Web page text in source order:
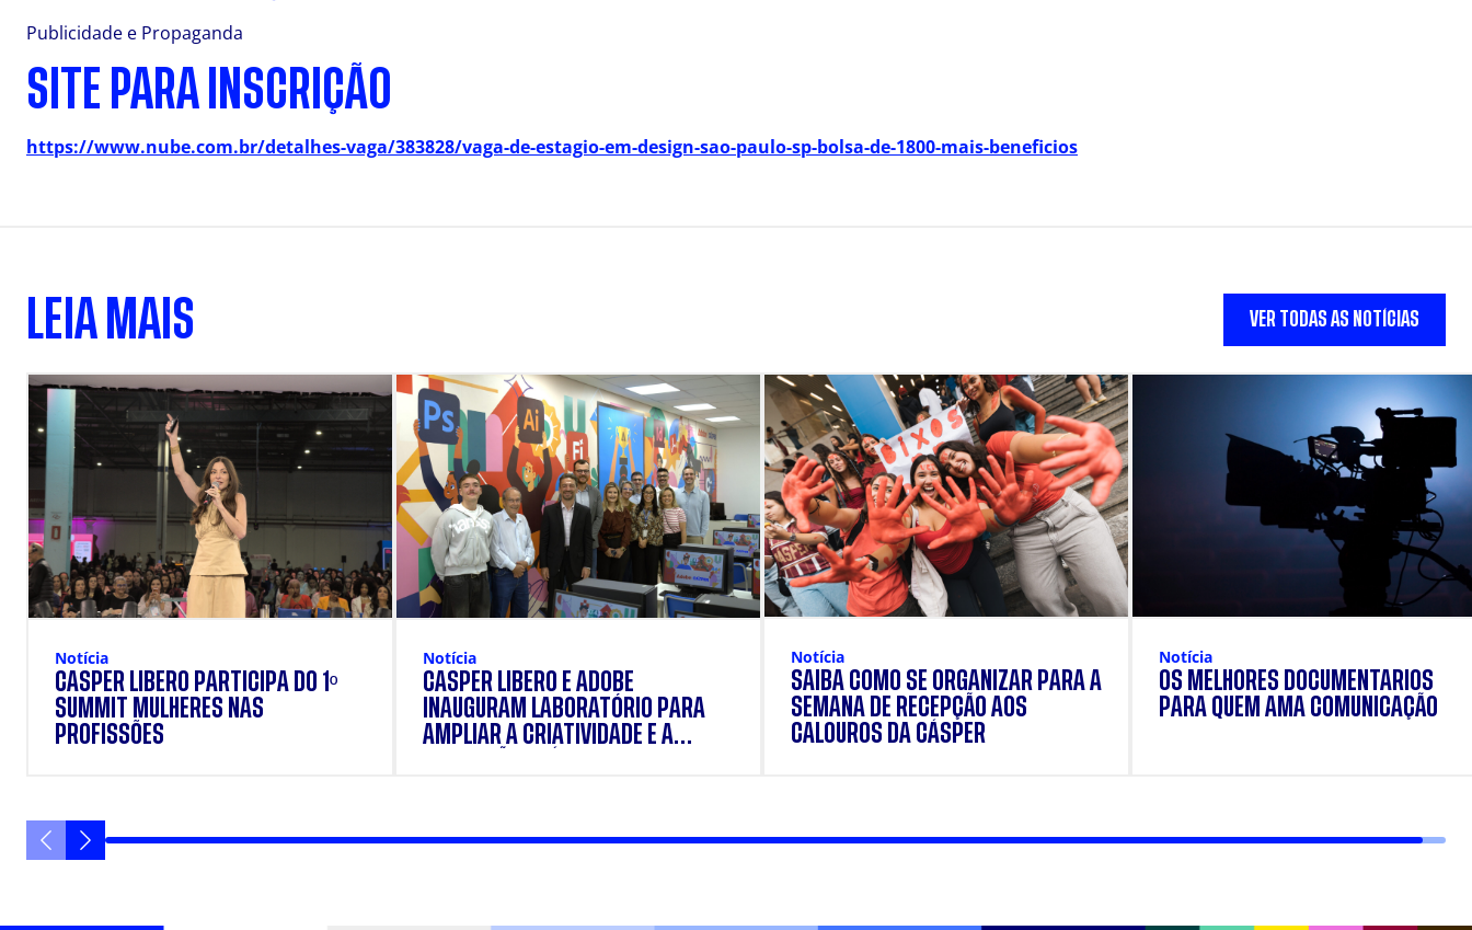
Publicidade e Propaganda
SITE PARA INSCRIÇÃO
https://www.nube.com.br/detalhes-vaga/383828/vaga-de-estagio-em-design-sao-paulo-sp-bolsa-de-1800-mais-beneficios
LEIA MAIS VER TODAS AS NOTÍCIAS
Notícia
CÁSPER LÍBERO PARTICIPA DO 1º
SUMMIT MULHERES NAS
PROFISSÕES
Notícia
CÁSPER LÍBERO E ADOBE
INAUGURAM LABORATÓRIO PARA
AMPLIAR A CRIATIVIDADE E A
Notícia
SAIBA COMO SE ORGANIZAR PARA A
SEMANA DE RECEPÇÃO AOS
CALOUROS DA CÁSPER
Notícia
OS MELHORES DOCUMENTÁRIOS
PARA QUEM AMA COMUNICAÇÃO